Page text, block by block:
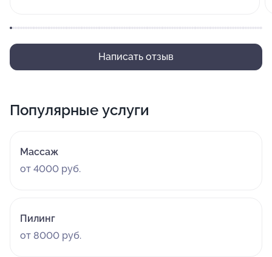
Написать отзыв
Популярные услуги
Массаж
от 4000 руб.
Пилинг
от 8000 руб.